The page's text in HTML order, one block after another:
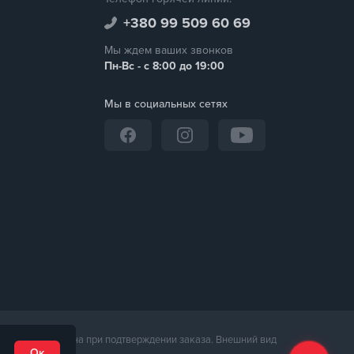
+380 99 509 60 69
Мы ждем ваших звонков
Пн-Вс - с 8:00 до 19:00
Мы в социальных сетях
магазина при подтверждении заказа. Внешний вид